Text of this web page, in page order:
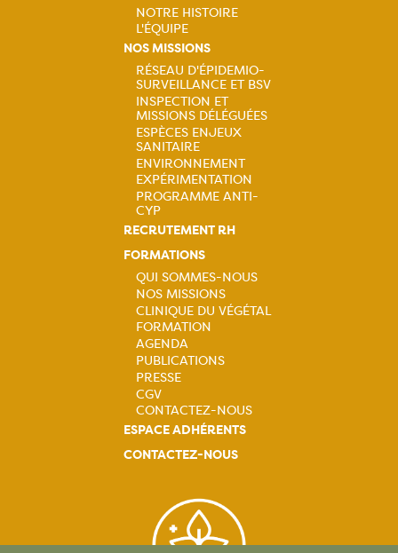
Navigation
principale
NOTRE HISTOIRE
L'ÉQUIPE
NOS MISSIONS
Navigation
principale
RÉSEAU D'ÉPIDEMIO-
SURVEILLANCE ET BSV
INSPECTION ET
MISSIONS DÉLÉGUÉES
ESPÈCES ENJEUX
SANITAIRE
ENVIRONNEMENT
EXPÉRIMENTATION
PROGRAMME ANTI-
CYP
RECRUTEMENT RH
FORMATIONS
Navigation
principale
QUI SOMMES-NOUS
NOS MISSIONS
CLINIQUE DU VÉGÉTAL
FORMATION
AGENDA
PUBLICATIONS
PRESSE
CGV
CONTACTEZ-NOUS
ESPACE ADHÉRENTS
CONTACTEZ-NOUS